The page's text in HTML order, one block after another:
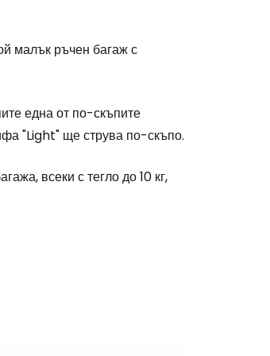
малък ръчен багаж с
една от по-скъпите
"Light" ще струва по-скъпо.
всеки с тегло до 10 кг,